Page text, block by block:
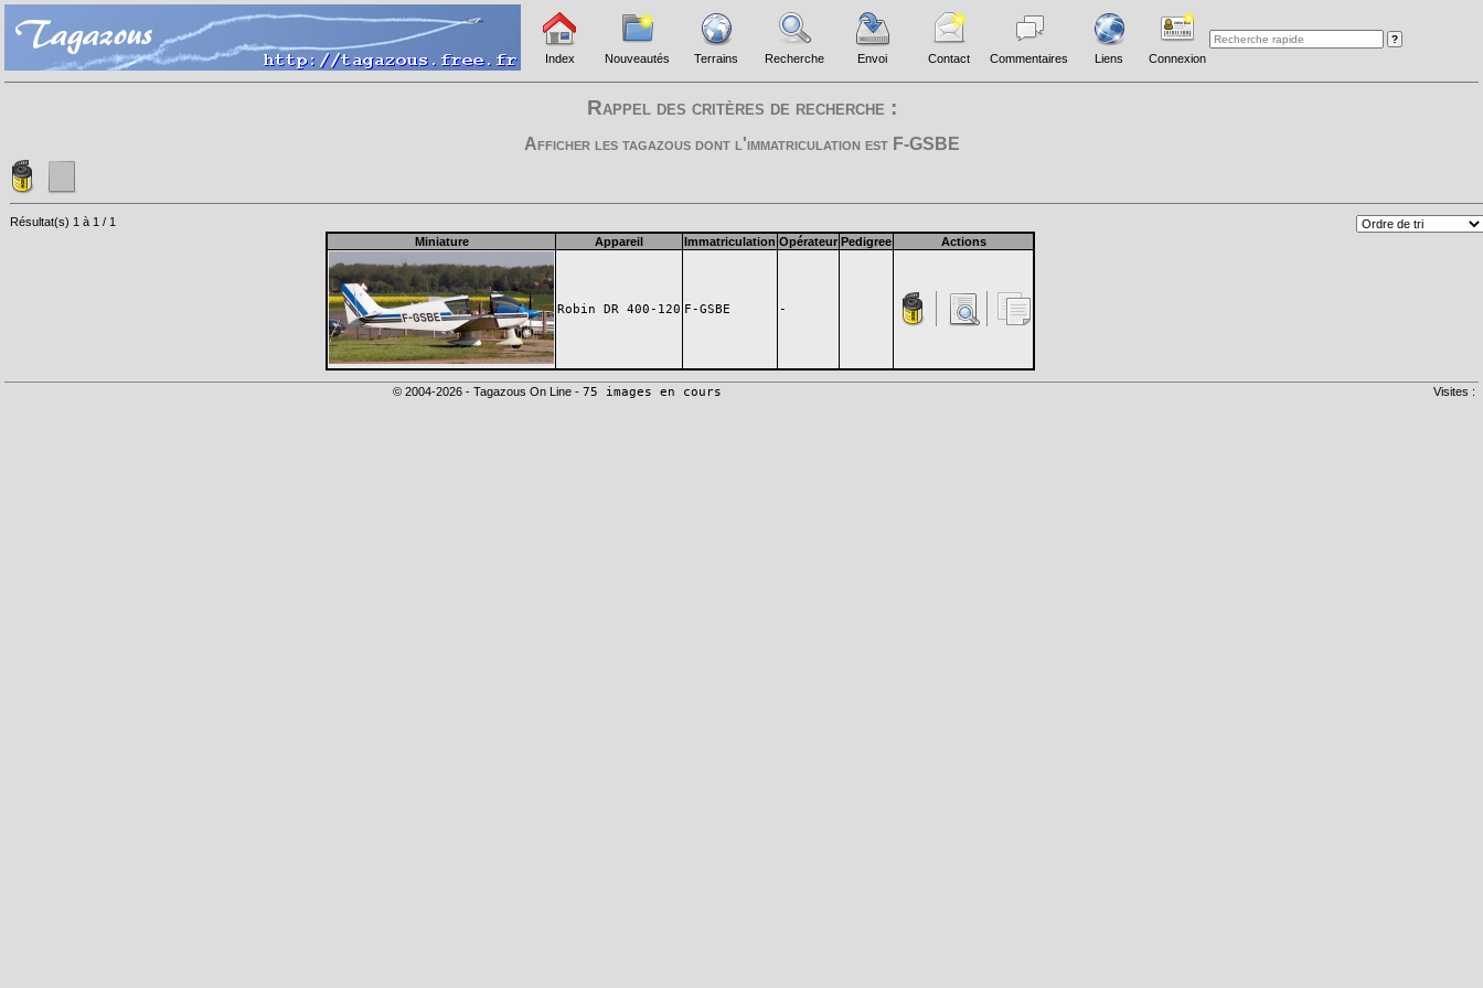
Index Nouveautés Terrains Recherche Envoi Contact Commentaires Liens Connexion
Rappel des critères de recherche :
Afficher les tagazous dont l'immatriculation est F-GSBE
Résultat(s) 1 à 1 / 1
Miniature
Appareil Immatriculation Opérateur Pedigree Actions
Robin DR 400-120 F-GSBE -
© 2004-2026 - Tagazous On Line - 75 images en cours Visites :